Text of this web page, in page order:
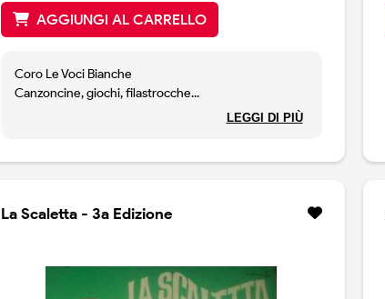
AGGIUNGI AL CARRELLO
Coro Le Voci Bianche
Canzoncine, giochi, filastrocche...
LEGGI DI PIÙ
La Scaletta - 3a Edizione